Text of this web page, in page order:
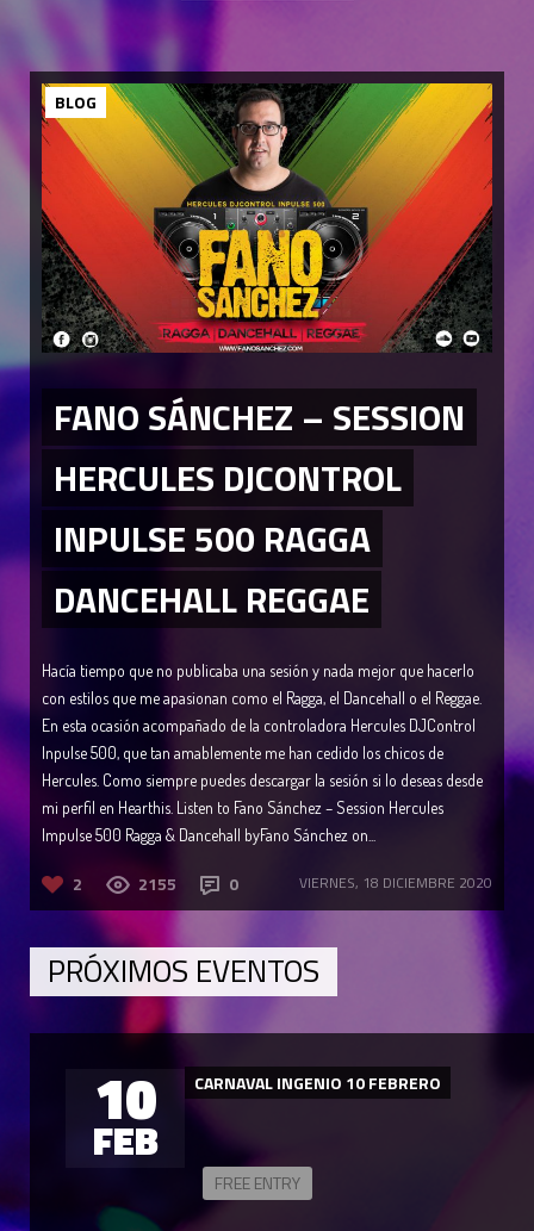
BLOG
FANO SÁNCHEZ – SESSION
HERCULES DJCONTROL
INPULSE 500 RAGGA
DANCEHALL REGGAE
Hacía tiempo que no publicaba una sesión y nada mejor que hacerlo
con estilos que me apasionan como el Ragga, el Dancehall o el Reggae.
En esta ocasión acompañado de la controladora Hercules DJControl
Inpulse 500, que tan amablemente me han cedido los chicos de
Hercules. Como siempre puedes descargar la sesión si lo deseas desde
mi perfil en Hearthis. Listen to Fano Sánchez – Session Hercules
Impulse 500 Ragga & Dancehall byFano Sánchez on...
2 2155 0 VIERNES, 18 DICIEMBRE 2020
PRÓXIMOS EVENTOS
10
FEB
CARNAVAL INGENIO 10 FEBRERO
FREE ENTRY